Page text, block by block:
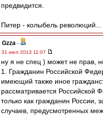
предвидится.
Питер - колыбель революций...
Gzza -
31 июл 2013 11:07
ну я не спец ) может не прав,
1. Гражданин Российской
имеющий также иное
рассматривается Российской
только как гражданин России,
случаев, предусмотренных